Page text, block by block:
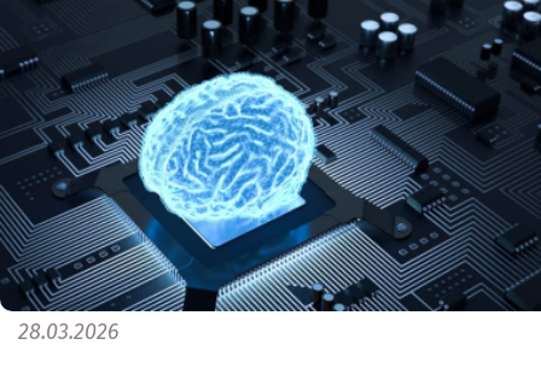
28.03.2026